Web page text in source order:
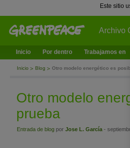
Este sitio
Archivo
Inicio Por dentro Trabajamos en
Inicio Blog Otro modelo energético es
Otro modelo
prueba
Entrada de blog por Jose L. García -